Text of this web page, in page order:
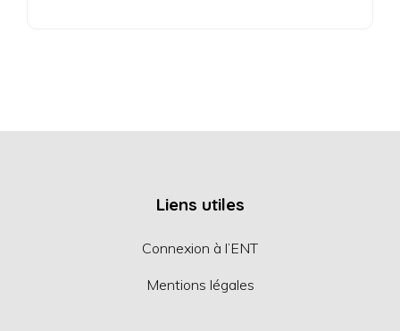
Liens utiles
Connexion à l’ENT
Mentions légales